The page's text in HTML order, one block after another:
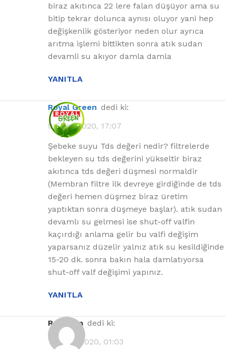
biraz akıtınca 22 lere falan düşüyor ama su
bitip tekrar dolunca aynısı oluyor yani hep
değişkenlik gösteriyor neden olur ayrıca
arıtma işlemi bittikten sonra atık sudan
devamli su akıyor damla damla
YANITLA
Royal Green dedi ki:
9 Ekim 2020, 17:07
Şebeke suyu Tds değeri nedir? filtrelerde
bekleyen su tds değerini yükseltir biraz
akıtınca tds değeri düşmesi normaldir
(Membran filtre ilk devreye girdiğinde de tds
değeri hemen düşmez biraz üretim
yaptıktan sonra düşmeye başlar). atık sudan
devamlı su gelmesi ise shut-off valfin
kaçırdığı anlama gelir bu valfi değişim
yaparsanız düzelir yalnız atık su kesildiğinde
15-20 dk. sonra bakın hala damlatıyorsa
shut-off valf değişimi yapınız.
YANITLA
Ramazan dedi ki:
11 Ekim 2020, 01:03